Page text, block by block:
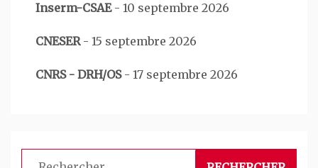
Inserm-CSAE- 10 septembre 2026
CNESER- 15 septembre 2026
CNRS - DRH/OS- 17 septembre 2026
Rechercher :